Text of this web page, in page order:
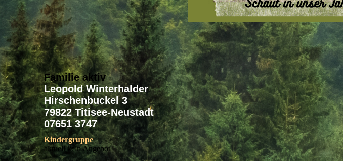
Familie aktiv
Leopold Winterhalder
Hirschenbuckel 3
79822 Titisee-Neustadt
07651 3747
Kindergruppe
aktuell kein Angebot